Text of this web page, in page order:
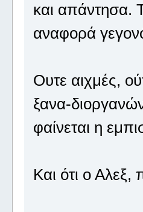
και απάντησα.
αναφορά
Ουτε αιχμές,
ξανα-
φαίνεται η
Και ότι ο Αλεξ,